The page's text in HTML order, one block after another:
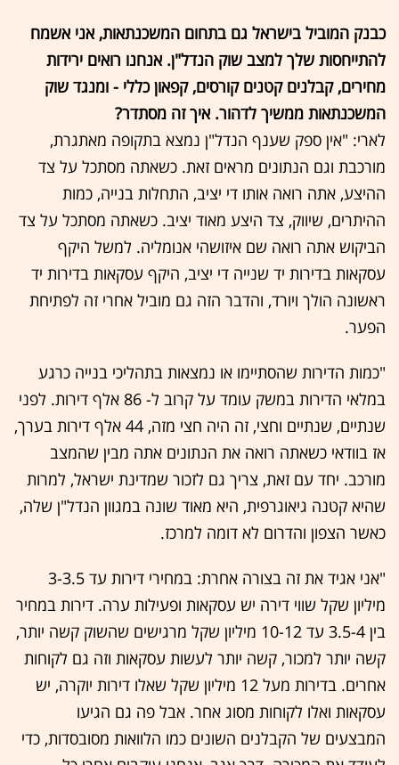
כבנק המוביל בישראל גם בתחום המשכנתאות, אני אשמח
להתייחסות שלך למצב שוק הנדל"ן. אנחנו רואים ירידות
מחירים, קבלנים קטנים קורסים, קפאון כללי - ומנגד שוק
המשכנתאות ממשיך לדהור. איך זה מסתדר?
לארי: "אין ספק שענף הנדל"ן נמצא בתקופה מאתגרת,
מורכבת וגם הנתונים מראים זאת. כשאתה מסתכל על צד
ההיצע, אתה רואה אותו די יציב, התחלות בנייה, כמות
ההיתרים, שיווק, צד היצע מאוד יציב. כשאתה מסתכל על צד
הביקוש אתה רואה שם איזושהי אנומליה. למשל היקף
עסקאות בדירות יד שנייה די יציב, היקף עסקאות בדירות יד
ראשונה הולך ויורד, והדבר הזה גם מוביל אחרי זה לפתיחת
הפער.
"כמות הדירות שהסתיימו או נמצאות בתהליכי בנייה כרגע
במלאי הדירות במשק עומד על קרוב ל- 86 אלף דירות. לפני
שנתיים, שנתיים וחצי, זה היה חצי מזה, 44 אלף דירות בערך,
אז בוודאי כשאתה רואה את הנתונים אתה מבין שהמצב
מורכב. יחד עם זאת, צריך גם לזכור שמדינת ישראל, למרות
שהיא קטנה גיאוגרפית, היא מאוד שונה במגוון הנדל"ן שלה,
כאשר הצפון והדרום לא דומה למרכז.
"אני אגיד את זה בצורה אחרת: במחירי דירות עד 3-3.5
מיליון שקל שווי דירה יש עסקאות ופעילות ערה. דירות במחיר
בין 3.5-4 עד 10-12 מיליון שקל מרגישים שהשוק קשה יותר,
קשה יותר למכור, קשה יותר לעשות עסקאות וזה גם לקוחות
אחרים. בדירות מעל 12 מיליון שקל שאלו דירות יוקרה, יש
עסקאות ואלו לקוחות מסוג אחר. אבל פה גם הגיעו
המבצעים של הקבלנים השונים כמו הלוואות מסובסדות, כדי